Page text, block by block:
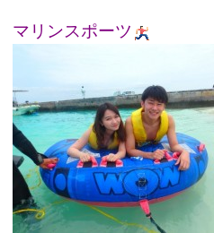
マリンスポーツ